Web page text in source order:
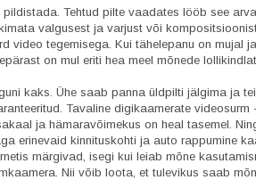
Tehtud pilte vaadates lööb see
valgusest ja varjust või
video tegemisega. Kui tähelepanu on mujal
on mul eriti hea meel mõnede
kaks. Ühe saab panna üldpilti jälgima ja
Tavaline digikaamerate videosurm
ja hämaravõimekus on heal tasemel.
erinevaid kinnituskohti ja auto rappumine
märgivad, isegi kui leiab mõne
Nii võib loota, et tulevikus saab